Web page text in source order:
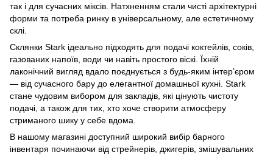
так і для сучасних міксів. Натхненням стали чисті архітектурні
форми та потреба ринку в універсальному, але естетичному
склі.
Склянки Stark ідеально підходять для подачі коктейлів, соків,
газованих напоїв, води чи навіть простого віскі. Їхній
лаконічний вигляд вдало поєднується з будь-яким інтер’єром
— від сучасного бару до елегантної домашньої кухні. Stark
стане чудовим вибором для закладів, які цінують чистоту
подачі, а також для тих, хто хоче створити атмосферу
стриманого шику у себе вдома.
В нашому магазині доступний широкий вибір барного
інвентаря починаючи від стрейнерів, джигерів, змішувальних